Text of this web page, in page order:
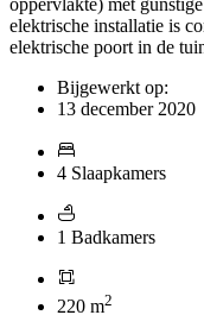
oppervlakte) met
elektrische installatie is
elektrische poort in de
Bijgewerkt op:
13 december 2020
4 Slaapkamers
1 Badkamers
220 m2